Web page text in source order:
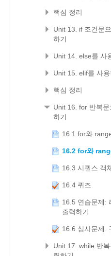
핵심 정리
Unit 13. if 조건문
하기
Unit 14. else를 사
Unit 15. elif를 사
핵심 정리
Unit 16. for 반복
하기
16.1 for와
16.2 for와
16.3 시퀀스 객
16.4 퀴즈
16.5 연습문제:
출력하기
16.6 심사문제:
Unit 17. while 반